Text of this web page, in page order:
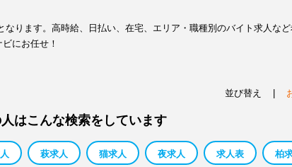
ります。高時給、日払い、在宅、エリア・職種別のバイト求人な
にお任せ！
並び替え
はこんな検索をしています
萩求人 猫求人 夜求人 求人表 柏